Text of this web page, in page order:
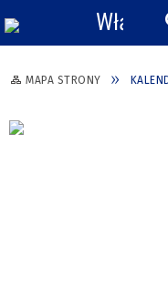
MAPA STRONY
Włącz